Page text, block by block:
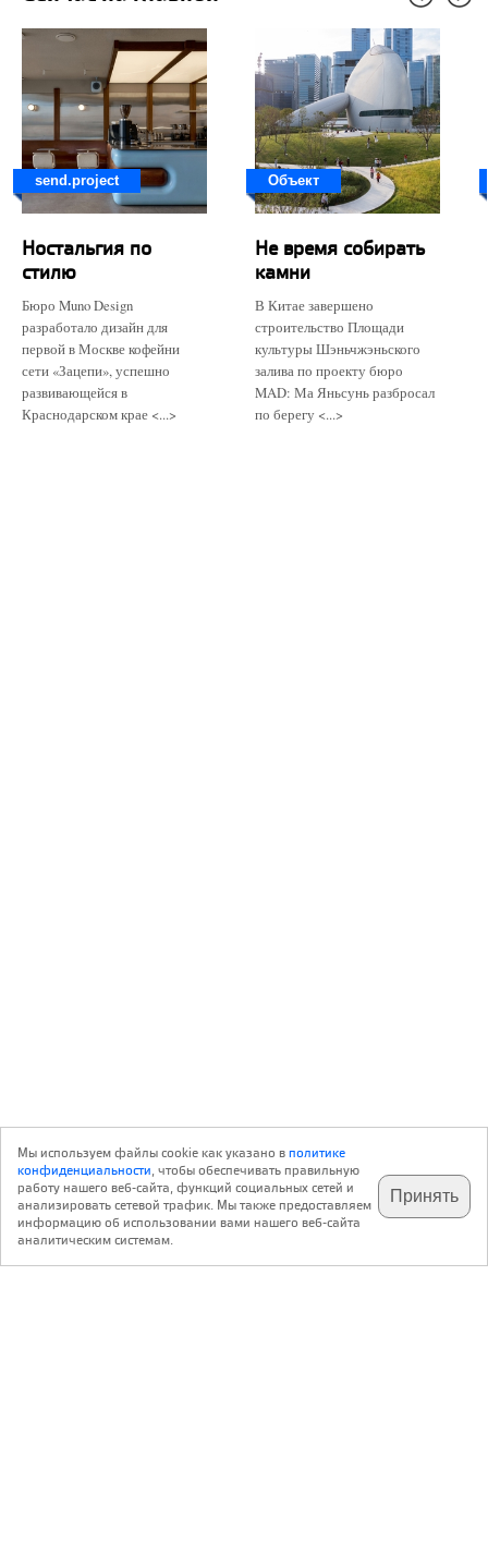
send.project
Ностальгия по
стилю
Бюро Muno Design
разработало дизайн для
первой в Москве кофейни
сети «Зацепи», успешно
развивающейся в
Краснодарском крае <...>
Объект
Не время собирать
камни
В Китае завершено
строительство Площади
культуры Шэньчжэньского
залива по проекту бюро
MAD: Ма Яньсунь разбросал
по берегу <...>
подпишитесь на наш
телеграм @archi_ru
✕
с 20 июля 1999 г.
Мы используем файлы cookie как указано вполитике
конфиденциальности, чтобы обеспечивать правильную
работу нашего веб-сайта, функций социальных сетей и
анализировать сетевой трафик. Мы также предоставляем
информацию об использовании вами нашего веб-сайта
аналитическим системам.
Принять